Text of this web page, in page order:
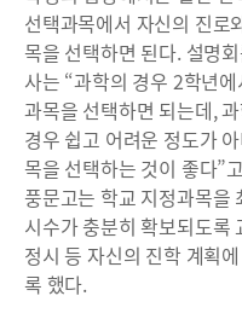
선택과목에서 자신의 진로
목을 선택하면 된다. 설명
사는 “과학의 경우 2학년
과목을 선택하면 되는데,
경우 쉽고 어려운 정도가
목을 선택하는 것이 좋다”
풍문고는 학교 지정과목을
시수가 충분히 확보되도록
정시 등 자신의 진학 계획
록 했다.